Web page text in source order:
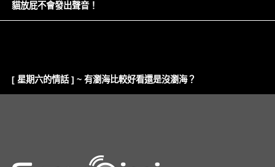
貓放屁不會發出聲音！
[ 星期六的情話 ] ~ 有瀏海比較好看還是沒瀏海？